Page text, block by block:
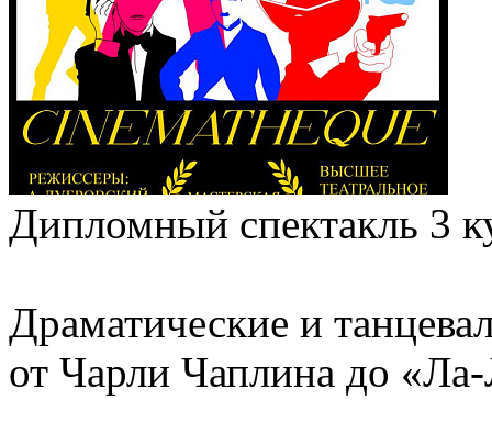
Дипломный спектакль 3
Драматические и
от Чарли Чаплина до